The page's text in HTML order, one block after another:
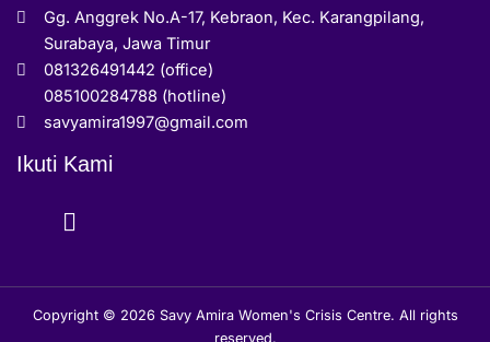
Gg. Anggrek No.A-17, Kebraon, Kec. Karangpilang,
Surabaya, Jawa Timur
081326491442 (office)
085100284788 (hotline)
savyamira1997@gmail.com
Ikuti Kami
Copyright © 2026 Savy Amira Women's Crisis Centre. All rights
reserved.